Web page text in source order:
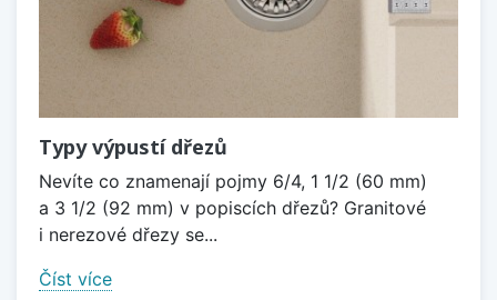
Typy výpustí dřezů
Nevíte co znamenají pojmy 6/4, 1 1/2 (60 mm)
a 3 1/2 (92 mm) v popiscích dřezů? Granitové
i nerezové dřezy se...
Číst více